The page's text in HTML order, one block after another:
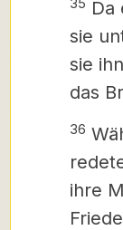
Da
sie
sie
das
36
ihre